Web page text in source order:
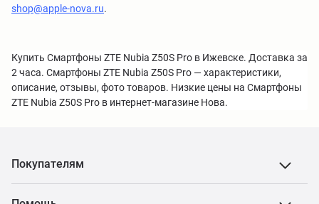
shop@apple-nova.ru.
Купить Смартфоны ZTE Nubia Z50S Pro в Ижевске. Доставка за
2 часа. Смартфоны ZTE Nubia Z50S Pro — характеристики,
описание, отзывы, фото товаров. Низкие цены на Смартфоны
ZTE Nubia Z50S Pro в интернет-магазине Нова.
Покупателям